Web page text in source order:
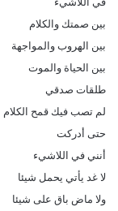
بين صمتك والكلام
بين الهروب والمواجهة
بين الحياة والموت
طلقات صدقي
لم تصب فيك قمح الكلام
حتى أدركت
أنني في اللاشيء
لا غد يأتي يحمل شيئا
ولا ماض باق على شيئا